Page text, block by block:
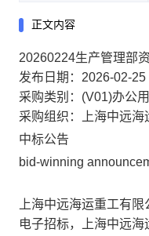
正文内容
20260224生产管理部
发布日期：2026-02-25
采购类别：(V01)办公
采购组织：上海中远海
中标公告
bid-winning
上海中远海运重工有
电子招标，上海中远